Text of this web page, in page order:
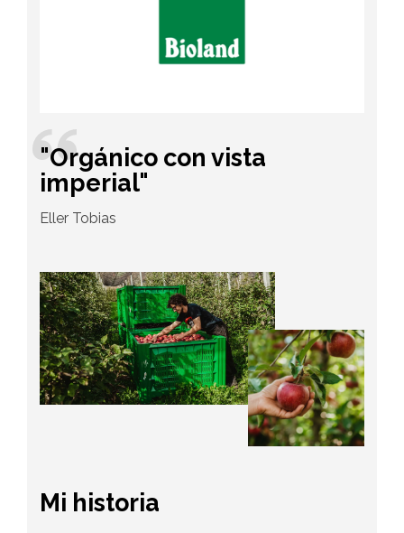
"Orgánico con vista
imperial"
Eller Tobias
Mi historia